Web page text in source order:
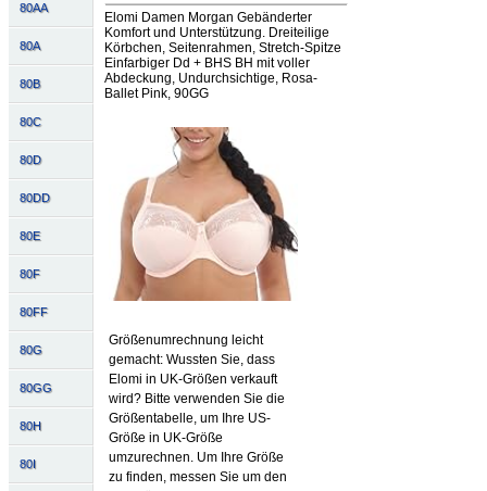
80AA
80A
80B
80C
80D
80DD
80E
80F
80FF
80G
80GG
80H
80I
Elomi Damen Morgan Gebänderter
Komfort und Unterstützung. Dreiteilige
Körbchen, Seitenrahmen, Stretch-Spitze
Einfarbiger Dd + BHS BH mit voller
Abdeckung, Undurchsichtige, Rosa-
Ballet Pink, 90GG
Größenumrechnung leicht
gemacht: Wussten Sie, dass
Elomi in UK-Größen verkauft
wird? Bitte verwenden Sie die
Größentabelle, um Ihre US-
Größe in UK-Größe
umzurechnen. Um Ihre Größe
zu finden, messen Sie um den